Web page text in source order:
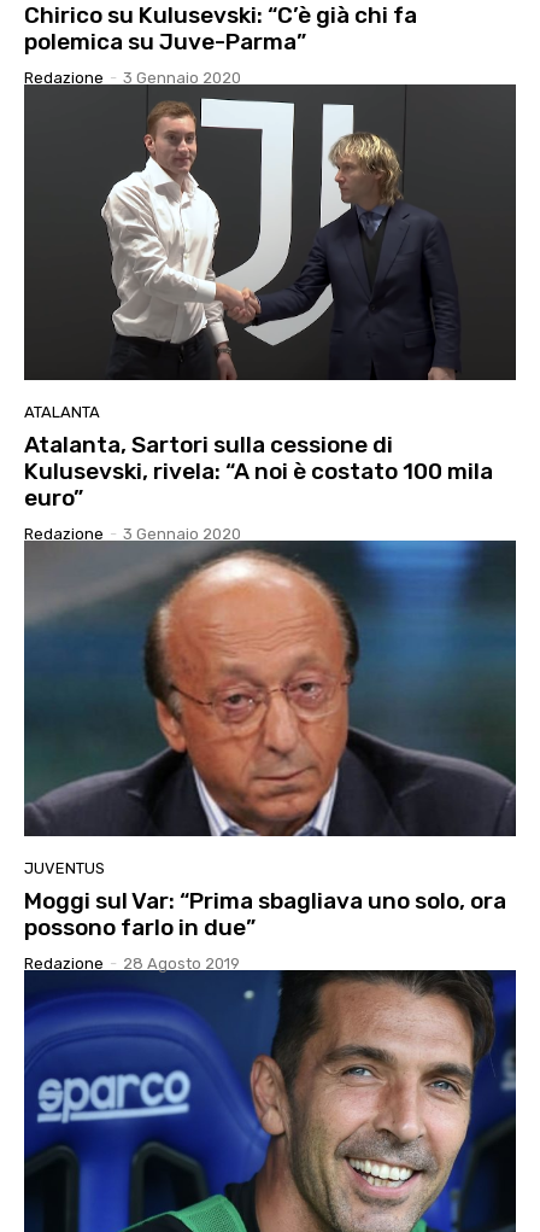
Chirico su Kulusevski: “C’è già chi fa
polemica su Juve-Parma”
Redazione - 3 Gennaio 2020
ATALANTA
Atalanta, Sartori sulla cessione di
Kulusevski, rivela: “A noi è costato 100 mila
euro”
Redazione - 3 Gennaio 2020
JUVENTUS
Moggi sul Var: “Prima sbagliava uno solo, ora
possono farlo in due”
Redazione - 28 Agosto 2019